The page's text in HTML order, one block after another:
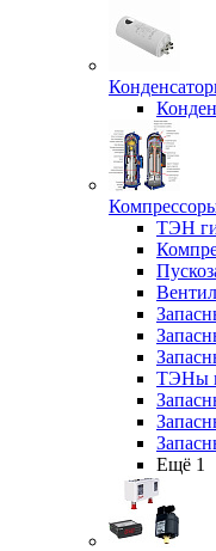
ТЭН
ТЭНы
Ещё 1